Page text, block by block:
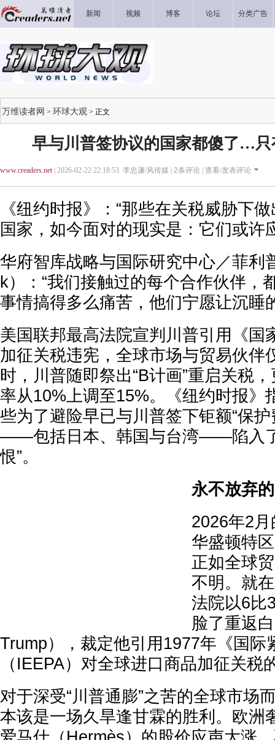
新闻 视频 博客 论坛 分类广告
万维读者网 > 环球大观 > 正文
早与川普签协议的国家都傻了…只
www.creaders.net| 2026-02-22 22:18:53 李忠谦/风传媒 | 2条评论 | 查看/发表评论
《纽约时报》：“那些在关税威胁下
国家，如今面对的现实是：它们或许
华府智库战略与国际研究中心／菲利
k）：“我们接触过的每个合作伙伴，
事情搞得多么痛苦，他们宁愿让沉睡
美国联邦最高法院宣判川普引用《国
加征关税违宪，全球市场与贸易伙伴
时，川普随即祭出“B计画”重启关税
率从10%上调至15%。《纽约时报》
些为了避险早已与川普签下钜额“保
——包括日本、韩国与台湾——陷入
恨”。
永不放弃
2026年2
华盛顿特
正如全球
不明。就
法院以6比
脸了重返
Trump），裁定他引用1977年《国际
（IEEPA）对全球进口商品加征关税
对于深受“川普通膨”之苦的全球市场
本该是一场久旱逢甘霖的胜利。欧洲